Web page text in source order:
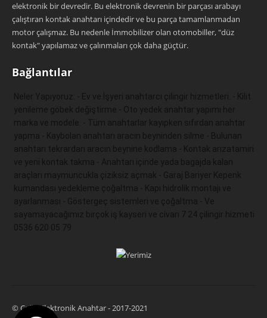
elektronik bir devredir. Bu elektronik devrenin bir parçası arabayı
çalıştıran kontak anahtarı içindedir ve bu parça tamamlanmadan
motor çalışmaz. Bu nedenle İmmobilizer olan otomobiller, "düz
kontak" yapılamaz ve çalınmaları çok daha güçtür.
Bağlantılar
Neler Yapıyoruz: - Ev ve İşyeri anahtarcı çilingir hizmetleri. - Kilit
yenileme göbek değiştirme - Oto yedek anahtar yapımı her
marka ve modele. - Tüm anahtarlar kayıpken sıfırdan anahtar
yapma - Kaybolan anahtarı aracın beyninden silme - Bulunan
anahtarı tekrardan aracın beynine kodlama - Kontak arızatamiri
ve yeni kontak takma - Anahtarı içinde yada bagajda kalan
araçları maymuncukla çiziksiz açmak - Garaj Bariyer Kepenk
kumandası yedekleme çoğaltma - Kapı hidrolik montajı ve
ayarlanması - Göstergeç sistemleri ve çoğaltma - Ve
sayamayacağımız birçok iş kayseri ve civarı 7 24 çilingir hizmeti
0536 620 05 79
© Çağrı Elektronik Anahtar - 2017-2021